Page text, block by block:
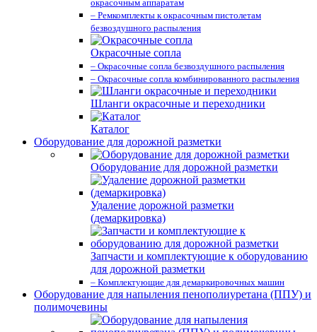
окрасочным аппаратам
– Ремкомплекты к окрасочным пистолетам
безвоздушного распыления
Окрасочные сопла
– Окрасочные сопла безвоздушного распыления
– Окрасочные сопла комбинированного распыления
Шланги окрасочные и переходники
Каталог
Оборудование для дорожной разметки
Оборудование для дорожной разметки
Удаление дорожной разметки
(демаркировка)
Запчасти и комплектующие к оборудованию
для дорожной разметки
– Комплектующие для демаркировочных машин
Оборудование для напыления пенополиуретана (ППУ) и
полимочевины